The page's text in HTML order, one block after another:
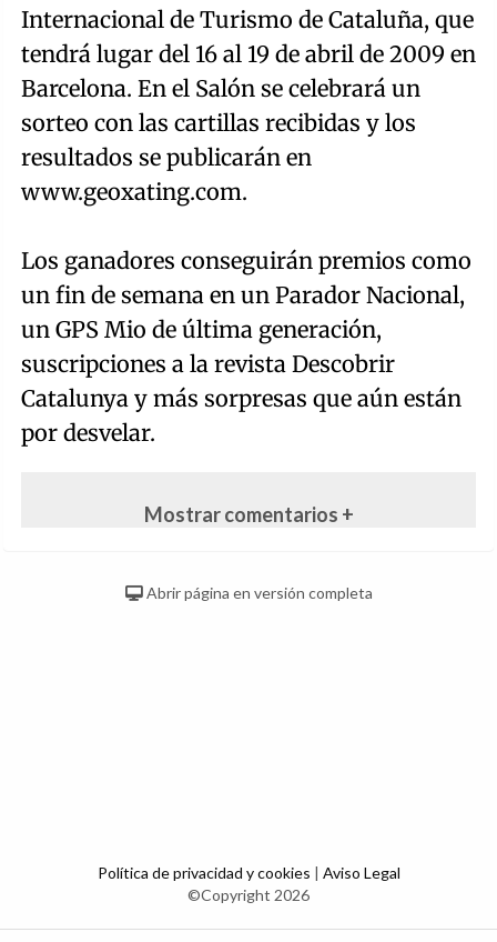
Internacional de Turismo de Cataluña, que
tendrá lugar del 16 al 19 de abril de 2009 en
Barcelona. En el Salón se celebrará un
sorteo con las cartillas recibidas y los
resultados se publicarán en
www.geoxating.com.
Los ganadores conseguirán premios como
un fin de semana en un Parador Nacional,
un GPS Mio de última generación,
suscripciones a la revista Descobrir
Catalunya y más sorpresas que aún están
por desvelar.
Mostrar comentarios +
Abrir página en versión completa
Política de privacidad y cookies | Aviso Legal
©Copyright 2026